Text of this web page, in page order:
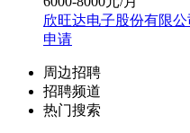
欣旺达电子股份有限公
申请
周边招聘
招聘频道
热门搜索